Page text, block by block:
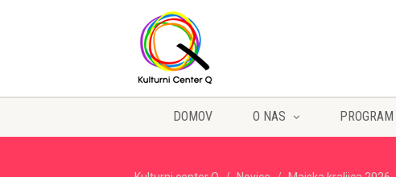
DOMOV O NAS PROGRAM